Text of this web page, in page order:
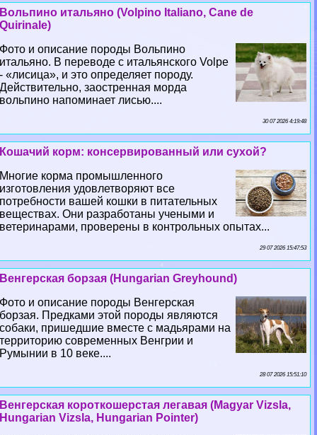
Вольпино итальяно (Volpino Italiano, Cane de
Quirinale)
Фото и описание породы Вольпино
итальяно. В переводе с итальянского Volpe
- «лисица», и это определяет породу.
Действительно, заостренная морда
вольпино напоминает лисью....
30 07 2026 4:19:48
Кошачий корм: консервированный или сухой?
Многие корма промышленного
изготовления удовлетворяют все
потребности вашей кошки в питательных
веществах. Они разработаны учеными и
ветеринарами, проверены в контрольных опытах...
29 07 2026 15:47:53
Венгерская борзая (Hungarian Greyhound)
Фото и описание породы Венгерская
борзая. Предками этой породы являются
собаки, пришедшие вместе с мадьярами на
территорию современных Венгрии и
Румынии в 10 веке....
28 07 2026 15:51:10
Венгерская короткошерстая легавая (Magyar Vizsla,
Hungarian Vizsla, Hungarian Pointer)